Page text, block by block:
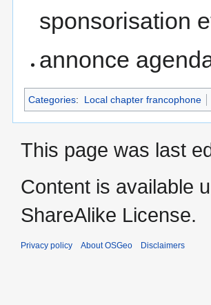
sponsorisation
annonce
Categories: Local chapter francophone
This page was last
Content is available
ShareAlike License.
Privacy policy About OSGeo Disclaimers